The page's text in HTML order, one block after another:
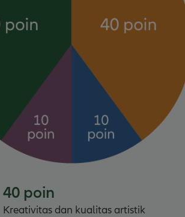
40 poin
Kreativitas dan kualitas artistik